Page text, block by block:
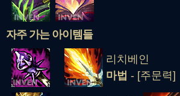
자주 가는 아이템들
리치베인
마법 - [주문력]